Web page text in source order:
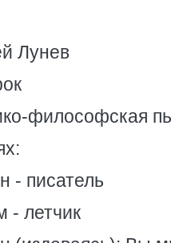
Лунев
философская
- писатель
- летчик